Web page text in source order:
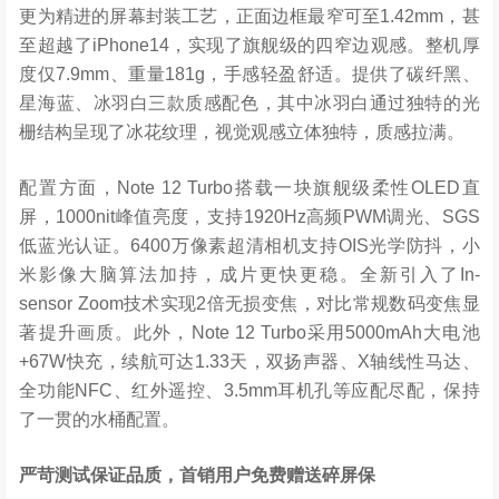
更为精进的屏幕封装工艺，正面边框最窄可至1.42mm，甚
至超越了iPhone14，实现了旗舰级的四窄边观感。整机厚
度仅7.9mm、重量181g，手感轻盈舒适。提供了碳纤黑、
星海蓝、冰羽白三款质感配色，其中冰羽白通过独特的光
栅结构呈现了冰花纹理，视觉观感立体独特，质感拉满。
配置方面，Note 12 Turbo搭载一块旗舰级柔性OLED直
屏，1000nit峰值亮度，支持1920Hz高频PWM调光、SGS
低蓝光认证。6400万像素超清相机支持OIS光学防抖，小
米影像大脑算法加持，成片更快更稳。全新引入了In-
sensor Zoom技术实现2倍无损变焦，对比常规数码变焦显
著提升画质。此外，Note 12 Turbo采用5000mAh大电池
+67W快充，续航可达1.33天，双扬声器、X轴线性马达、
全功能NFC、红外遥控、3.5mm耳机孔等应配尽配，保持
了一贯的水桶配置。
严苛测试保证品质，首销用户免费赠送碎屏保